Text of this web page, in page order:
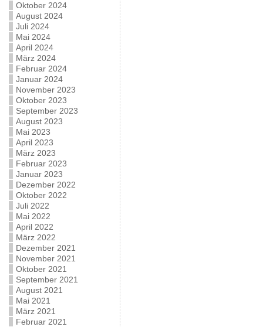
Oktober 2024
August 2024
Juli 2024
Mai 2024
April 2024
März 2024
Februar 2024
Januar 2024
November 2023
Oktober 2023
September 2023
August 2023
Mai 2023
April 2023
März 2023
Februar 2023
Januar 2023
Dezember 2022
Oktober 2022
Juli 2022
Mai 2022
April 2022
März 2022
Dezember 2021
November 2021
Oktober 2021
September 2021
August 2021
Mai 2021
März 2021
Februar 2021